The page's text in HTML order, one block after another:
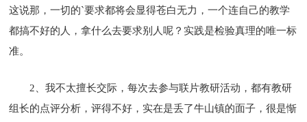
这说那，一切的`要求都将会显得苍白无力，一个连自己的教学
都搞不好的人，拿什么去要求别人呢？实践是检验真理的唯一标
准。
2、我不太擅长交际，每次去参与联片教研活动，都有教研
组长的点评分析，评得不好，实在是丢了牛山镇的面子，很是惭